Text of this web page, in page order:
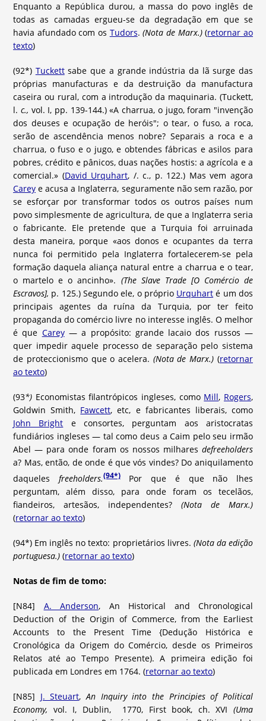
Enquanto a República durou, a massa do povo inglês de
todas as camadas ergueu-se da degradação em que se
havia afundado com os Tudors.(Nota de Marx.)(retornar ao
texto)
(92*) Tuckettsabe que a grande indústria da lã surge das
próprias manufacturas e da destruição da manufactura
caseira ou rural, com a introdução da maquinaria. (Tuckett,
l. c., vol. I, pp. 139-144.) «A charrua, o jugo, foram "invenção
dos deuses e ocupação de heróis"; o tear, o fuso, a roca,
serão de ascendência menos nobre? Separais a roca e a
charrua, o fuso e o jugo, e obtendes fábricas e asilos para
pobres, crédito e pânicos, duas nações hostis: a agrícola e a
comercial.» (David Urquhart, /. c., p. 122.) Mas vem agora
Carey e acusa a Inglaterra, seguramente não sem razão, por
se esforçar por transformar todos os outros países num
povo simplesmente de agricultura, de que a Inglaterra seria
o fabricante. Ele pretende que a Turquia foi arruinada
desta maneira, porque «aos donos e ocupantes da terra
nunca foi permitido pela Inglaterra fortalecerem-se pela
formação daquela aliança natural entre a charrua e o tear,
o martelo e o ancinho». (The Slave Trade [O Comércio de
Escravos], p. 125.) Segundo ele, o próprio Urquhart é um dos
principais agentes da ruína da Turquia, por ter feito
propaganda do comércio livre no interesse inglês. O melhor
é que Carey— a propósito: grande lacaio dos russos —
quer impedir aquele processo de separação pelo sistema
de proteccionismo que o acelera. (Nota de Marx.) (retornar
ao texto)
(93*) Economistas filantrópicos ingleses, como Mill, Rogers,
Goldwin Smith, Fawcett, etc, e fabricantes liberais, como
John Bright e consortes, perguntam aos aristocratas
fundiários ingleses — tal como deus a Caim pelo seu irmão
Abel — para onde foram os nossos milhares defreeholders
a? Mas, então, de onde é que vós vindes? Do aniquilamento
daqueles freeholders.(94*)Por que é que não lhes
perguntam, além disso, para onde foram os tecelãos,
fiandeiros, artesãos, independentes? (Nota de Marx.)
(retornar ao texto)
(94*) Em inglês no texto: proprietários livres. (Nota da edição
portuguesa.) (retornar ao texto)
Notas de fim de tomo:
[N84] A. Anderson, An Historical and Chronological
Deduction of the Origin of Commerce, from the Earliest
Accounts to the Present Time {Dedução Histórica e
Cronológica da Origem do Comércio, desde os Primeiros
Relatos até ao Tempo Presente). A primeira edição foi
publicada em Londres em 1764. (retornar ao texto)
[N85] J. Steuart,An Inquiry into the Principies of Political
Economy, vol. I, Dublin, 1770, First book, ch. XVI (Uma